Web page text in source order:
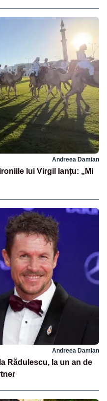
Andreea Damian
lui Virgil Ianțu: „Mi
Andreea Damian
Rădulescu, la un an de